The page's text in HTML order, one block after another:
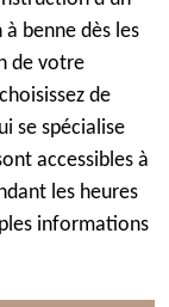
benne dès les
de votre
de
se spécialise
accessibles à
les heures
informations